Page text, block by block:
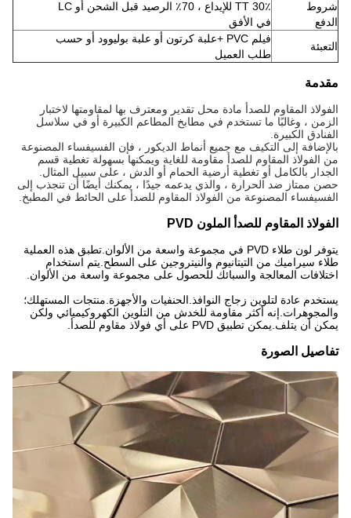
شروط
الدفع
30٪ TT للإيداع ، 70٪ الرصيد قبل الشحن أو LC
في الأفق
التعبئة
فيلم PVC +
علبة كرتون أو علبة بوليوود أو حسب
طلب العميل
مقدمة
الفولاذ المقاوم للصدأ مادة محل تقدير ومعترف بها لمقاومتها لاختبار
الزمن ، وغالبًا ما تستخدم في مطابخ المطاعم الكبيرة أو في سلاسل
الفنادق الكبيرة.
بالإضافة إلى التكيف مع جميع أنماط الديكور ، فإن الفسيفساء المصنوعة
من الفولاذ المقاوم للصدأ مقاومة للغاية ويمكنها بسهولة تغطية قسم
الجدار بالكامل أو تغطية أرضية الحمام أو الدش ، على سبيل المثال.
حصن ممتاز ضد الحرارة ، والذي يدعمه جيدًا ، يمكنك أيضًا أن تنجذب إلى
الفسيفساء المصنوعة من الفولاذ المقاوم للصدأ على الحائط في المطبخ.
الفولاذ المقاوم للصدأ الملون PVD
يتوفر لون طلاء PVD في مجموعة واسعة من الألوان.تطبق هذه العملية
طلاء سيراميك من التيتانيوم والنيتروجين على السطح.يتم استخدام
اختلافات المعالجة والسبائك للحصول على مجموعة واسعة من الألوان.
يستخدم عادة لتلوين زجاج النوافذ.الحنفيات والأجهزة.منتجات المستهلك؛
والمجوهرات.إنه أكثر مقاومة للخدش من التلوين الكهروكيميائي ولكن
يمكن أن يتلف.يمكن تطبيق PVD على أي فولاذ مقاوم للصدأ.
تفاصيل الصورة